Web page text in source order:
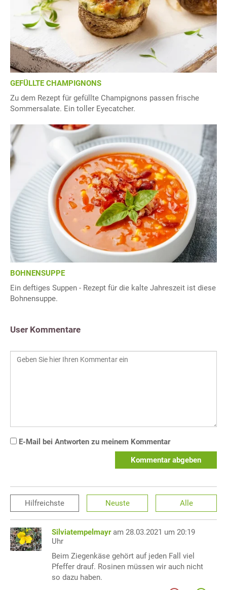
GEFÜLLTE CHAMPIGNONS
Zu dem Rezept für gefüllte Champignons passen frische
Sommersalate. Ein toller Eyecatcher.
BOHNENSUPPE
Ein deftiges Suppen - Rezept für die kalte Jahreszeit ist diese
Bohnensuppe.
User Kommentare
E-Mail bei Antworten zu meinem Kommentar
Kommentar abgeben
Hilfreichste Neuste Alle
Silviatempelmayr am 28.03.2021 um 20:19
Uhr
Beim Ziegenkäse gehört auf jeden Fall viel
Pfeffer drauf. Rosinen müssen wir auch nicht
so dazu haben.